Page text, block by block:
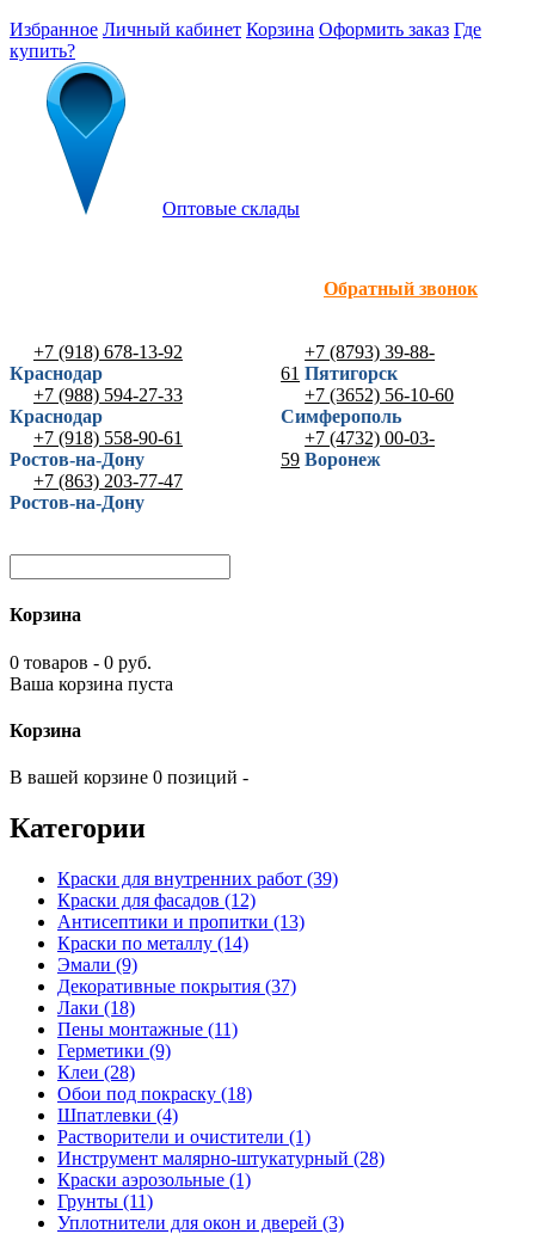
Избранное Личный кабинет Корзина Оформить заказ Где
купить?
Оптовые склады
Обратный звонок
+7 (918) 678-13-92
Краснодар
+7 (988) 594-27-33
Краснодар
+7 (918) 558-90-61
Ростов-на-Дону
+7 (863) 203-77-47
Ростов-на-Дону
+7 (8793) 39-88-
61 Пятигорск
+7 (3652) 56-10-60
Симферополь
+7 (4732) 00-03-
59 Воронеж
Корзина
0 товаров - 0 руб.
Ваша корзина пуста
Корзина
В вашей корзине 0 позиций -
Категории
Краски для внутренних работ (39)
Краски для фасадов (12)
Антисептики и пропитки (13)
Краски по металлу (14)
Эмали (9)
Декоративные покрытия (37)
Лаки (18)
Пены монтажные (11)
Герметики (9)
Клеи (28)
Обои под покраску (18)
Шпатлевки (4)
Растворители и очистители (1)
Инструмент малярно-штукатурный (28)
Краски аэрозольные (1)
Грунты (11)
Уплотнители для окон и дверей (3)